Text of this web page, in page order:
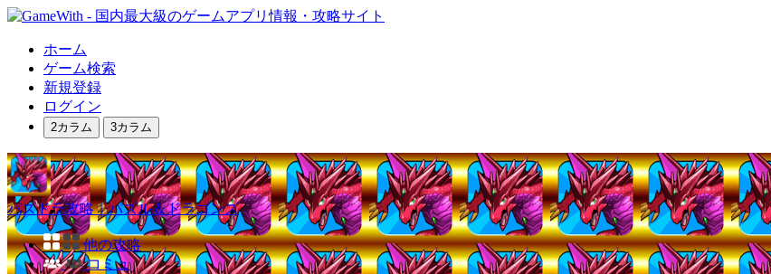
ホーム
ゲーム検索
新規登録
ログイン
2カラム 3カラム
パズドラ攻略｜パズル＆ドラゴンズ
他の攻略
コミュ